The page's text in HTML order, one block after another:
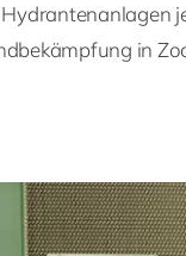
Hydrantenanlagen
in